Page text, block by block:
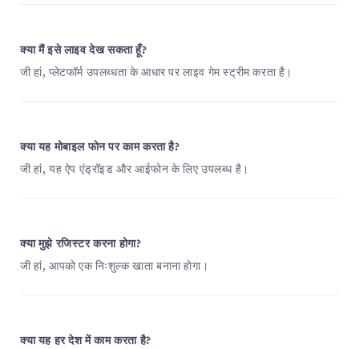
क्या मैं इसे लाइव देख सकता हूँ?
जी हां, प्लेटफॉर्म उपलब्धता के आधार पर लाइव गेम स्ट्रीम करता है।
क्या यह मोबाइल फोन पर काम करता है?
जी हां, यह ऐप एंड्रॉइड और आईफोन के लिए उपलब्ध है।
क्या मुझे रजिस्टर करना होगा?
जी हां, आपको एक निःशुल्क खाता बनाना होगा।
क्या यह हर देश में काम करता है?